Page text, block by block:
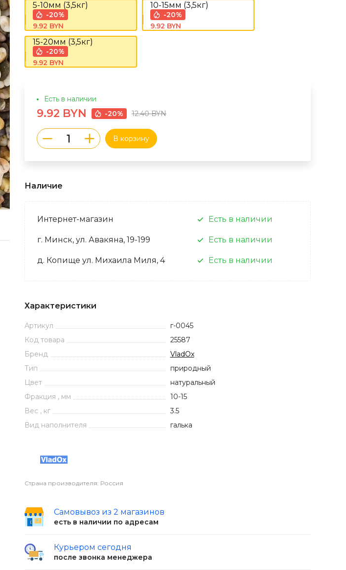
5-10мм (3,5кг)
-20%
9.92 BYN
10-15мм (3,5кг)
-20%
9.92 BYN
15-20мм (3,5кг)
-20%
9.92 BYN
Есть в наличии
9.92 BYN -20% 12.40 BYN
В корзину
Наличие
Интернет-магазин Есть в наличии
г. Минск, ул. Авакяна, 19-199 Есть в наличии
д. Копище ул. Михаила Миля, 4 Есть в наличии
Характеристики
Артикул
г-0045
Код товара
25587
Бренд
VladOx
Тип
природный
Цвет
натуральный
Фракция , мм
10-15
Вес , кг
3.5
Вид наполнителя
галька
Страна производителя: Россия
Самовывоз из 2 магазинов
есть в наличии по адресам
Курьером сегодня
после звонка менеджера